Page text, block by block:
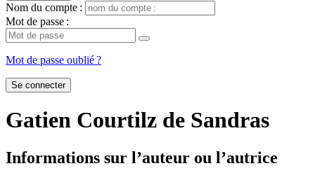
Nom du compte :
Mot de passe :
Mot de passe oublié ?
Se connecter
Gatien Courtilz de Sandras
Informations sur l’auteur ou l’autrice